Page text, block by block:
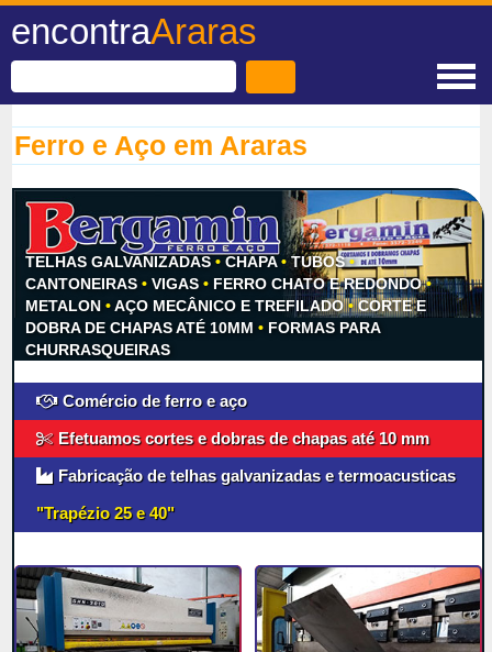
encontraAraras
Ferro e Aço em Araras
TELHAS GALVANIZADAS• CHAPA•TUBOS•
CANTONEIRAS• VIGAS• FERRO CHATO E REDONDO•
METALON•AÇO MECÂNICO E TREFILADO•CORTE E
DOBRA DE CHAPAS ATÉ 10MM• FORMAS PARA
CHURRASQUEIRAS
Comércio de ferro e aço
Efetuamos cortes e dobras de chapas até 10 mm
Fabricação de telhas galvanizadas e termoacusticas
"Trapézio 25 e 40"